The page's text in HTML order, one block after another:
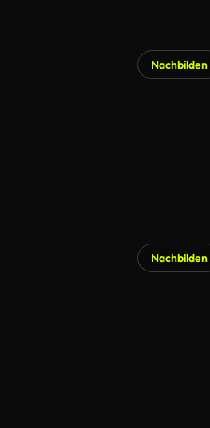
Nachbilden
Nachbilden